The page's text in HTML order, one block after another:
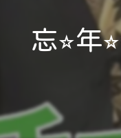
忘⭐︎年